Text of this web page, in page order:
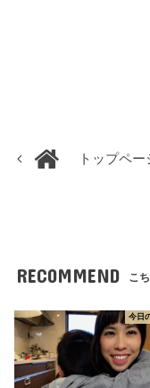
トップペー
RECOMMEND こ
今日